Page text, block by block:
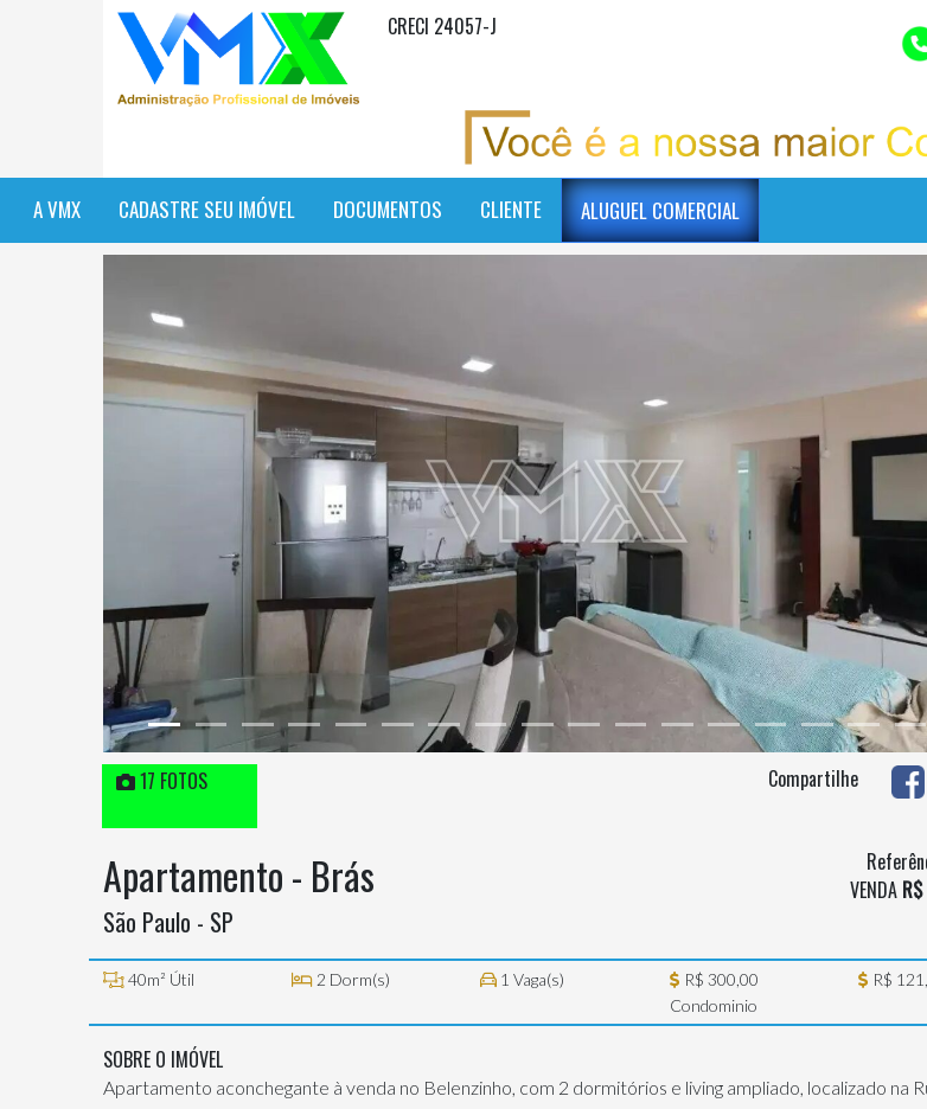
CRECI 24057-J
A VMX CADASTRE SEU IMÓVEL DOCUMENTOS CLIENTE ALUGUEL COMERCIAL
17 FOTOS Compartilhe
Apartamento - Brás
São Paulo - SP
VENDA
40m² Útil 2 Dorm(s) 1 Vaga(s)
R$ 300,00
Condominio
R$
SOBRE O IMÓVEL
Apartamento aconchegante à venda no Belenzinho, com 2 dormitórios e living ampliado, localizado na